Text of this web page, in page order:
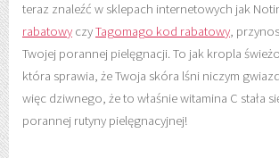
teraz znaleźć w sklepach internetowych jak
rabatowy czyTagomago kod rabatowy,
Twojej porannej pielęgnacji. To jak kropla
która sprawia, że Twoja skóra lśni niczym
więc dziwnego, że to właśnie witamina C stała
porannej rutyny pielęgnacyjnej!